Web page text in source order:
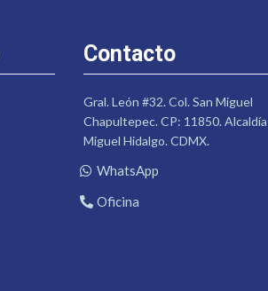
Contacto
Gral. León #32. Col. San Miguel
Chapultepec. CP: 11850.
Miguel Hidalgo. CDMX.
WhatsApp
Oficina